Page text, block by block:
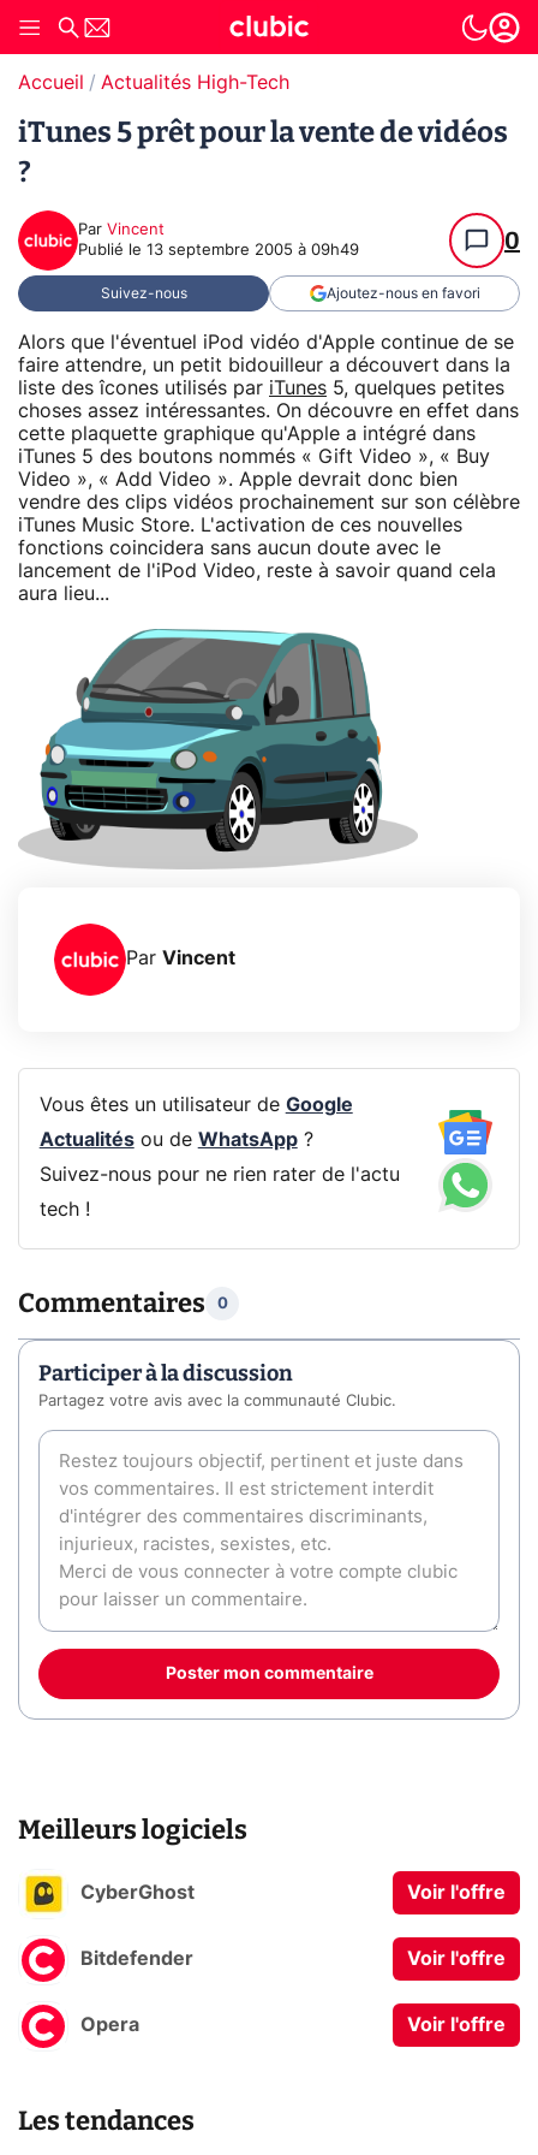
Accueil Actualités High-Tech
iTunes 5 prêt pour la vente de vidéos
?
Par Vincent
Publié le 13 septembre 2005 à 09h49 0
Suivez-nous Ajoutez-nous en favori
Alors que l'éventuel iPod vidéo d'Apple continue de se
faire attendre, un petit bidouilleur a découvert dans la
liste des îcones utilisés par iTunes 5, quelques petites
choses assez intéressantes. On découvre en effet dans
cette plaquette graphique qu'Apple a intégré dans
iTunes 5 des boutons nommés « Gift Video », « Buy
Video », « Add Video ». Apple devrait donc bien
vendre des clips vidéos prochainement sur son célèbre
iTunes Music Store. L'activation de ces nouvelles
fonctions coincidera sans aucun doute avec le
lancement de l'iPod Video, reste à savoir quand cela
aura lieu...
Par Vincent
Vous êtes un utilisateur de Google
Actualitésou de WhatsApp?
Suivez-nous pour ne rien rater de l'actu
tech !
Commentaires 0
Participer à la discussion
Partagez votre avis avec la communauté Clubic.
Poster mon commentaire
Meilleurs logiciels
CyberGhost Voir l'offre
Bitdefender Voir l'offre
Opera Voir l'offre
Les tendances